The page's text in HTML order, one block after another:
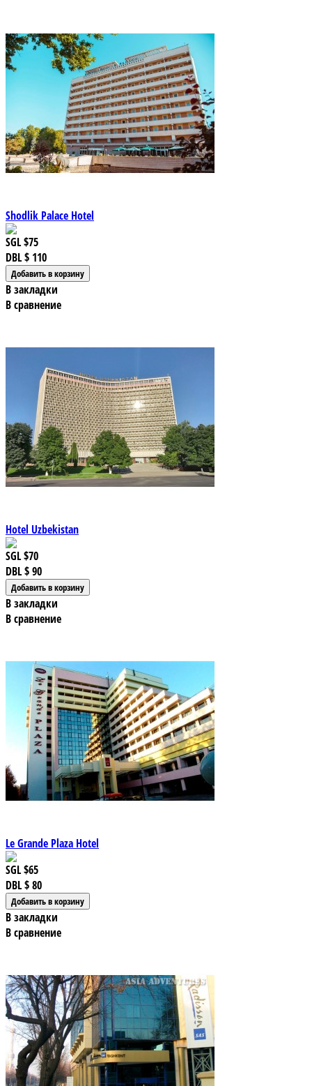
Shodlik Palace Hotel
SGL$75
DBL$ 110
В закладки
В сравнение
Hotel Uzbekistan
SGL$70
DBL$ 90
В закладки
В сравнение
Le Grande Plaza Hotel
SGL$65
DBL$ 80
В закладки
В сравнение